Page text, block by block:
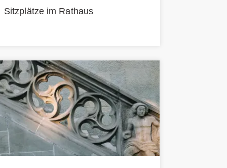
Sitzplätze im Rathaus